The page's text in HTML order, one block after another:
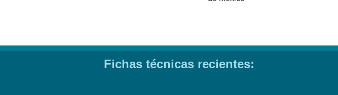
Fichas técnicas recientes: